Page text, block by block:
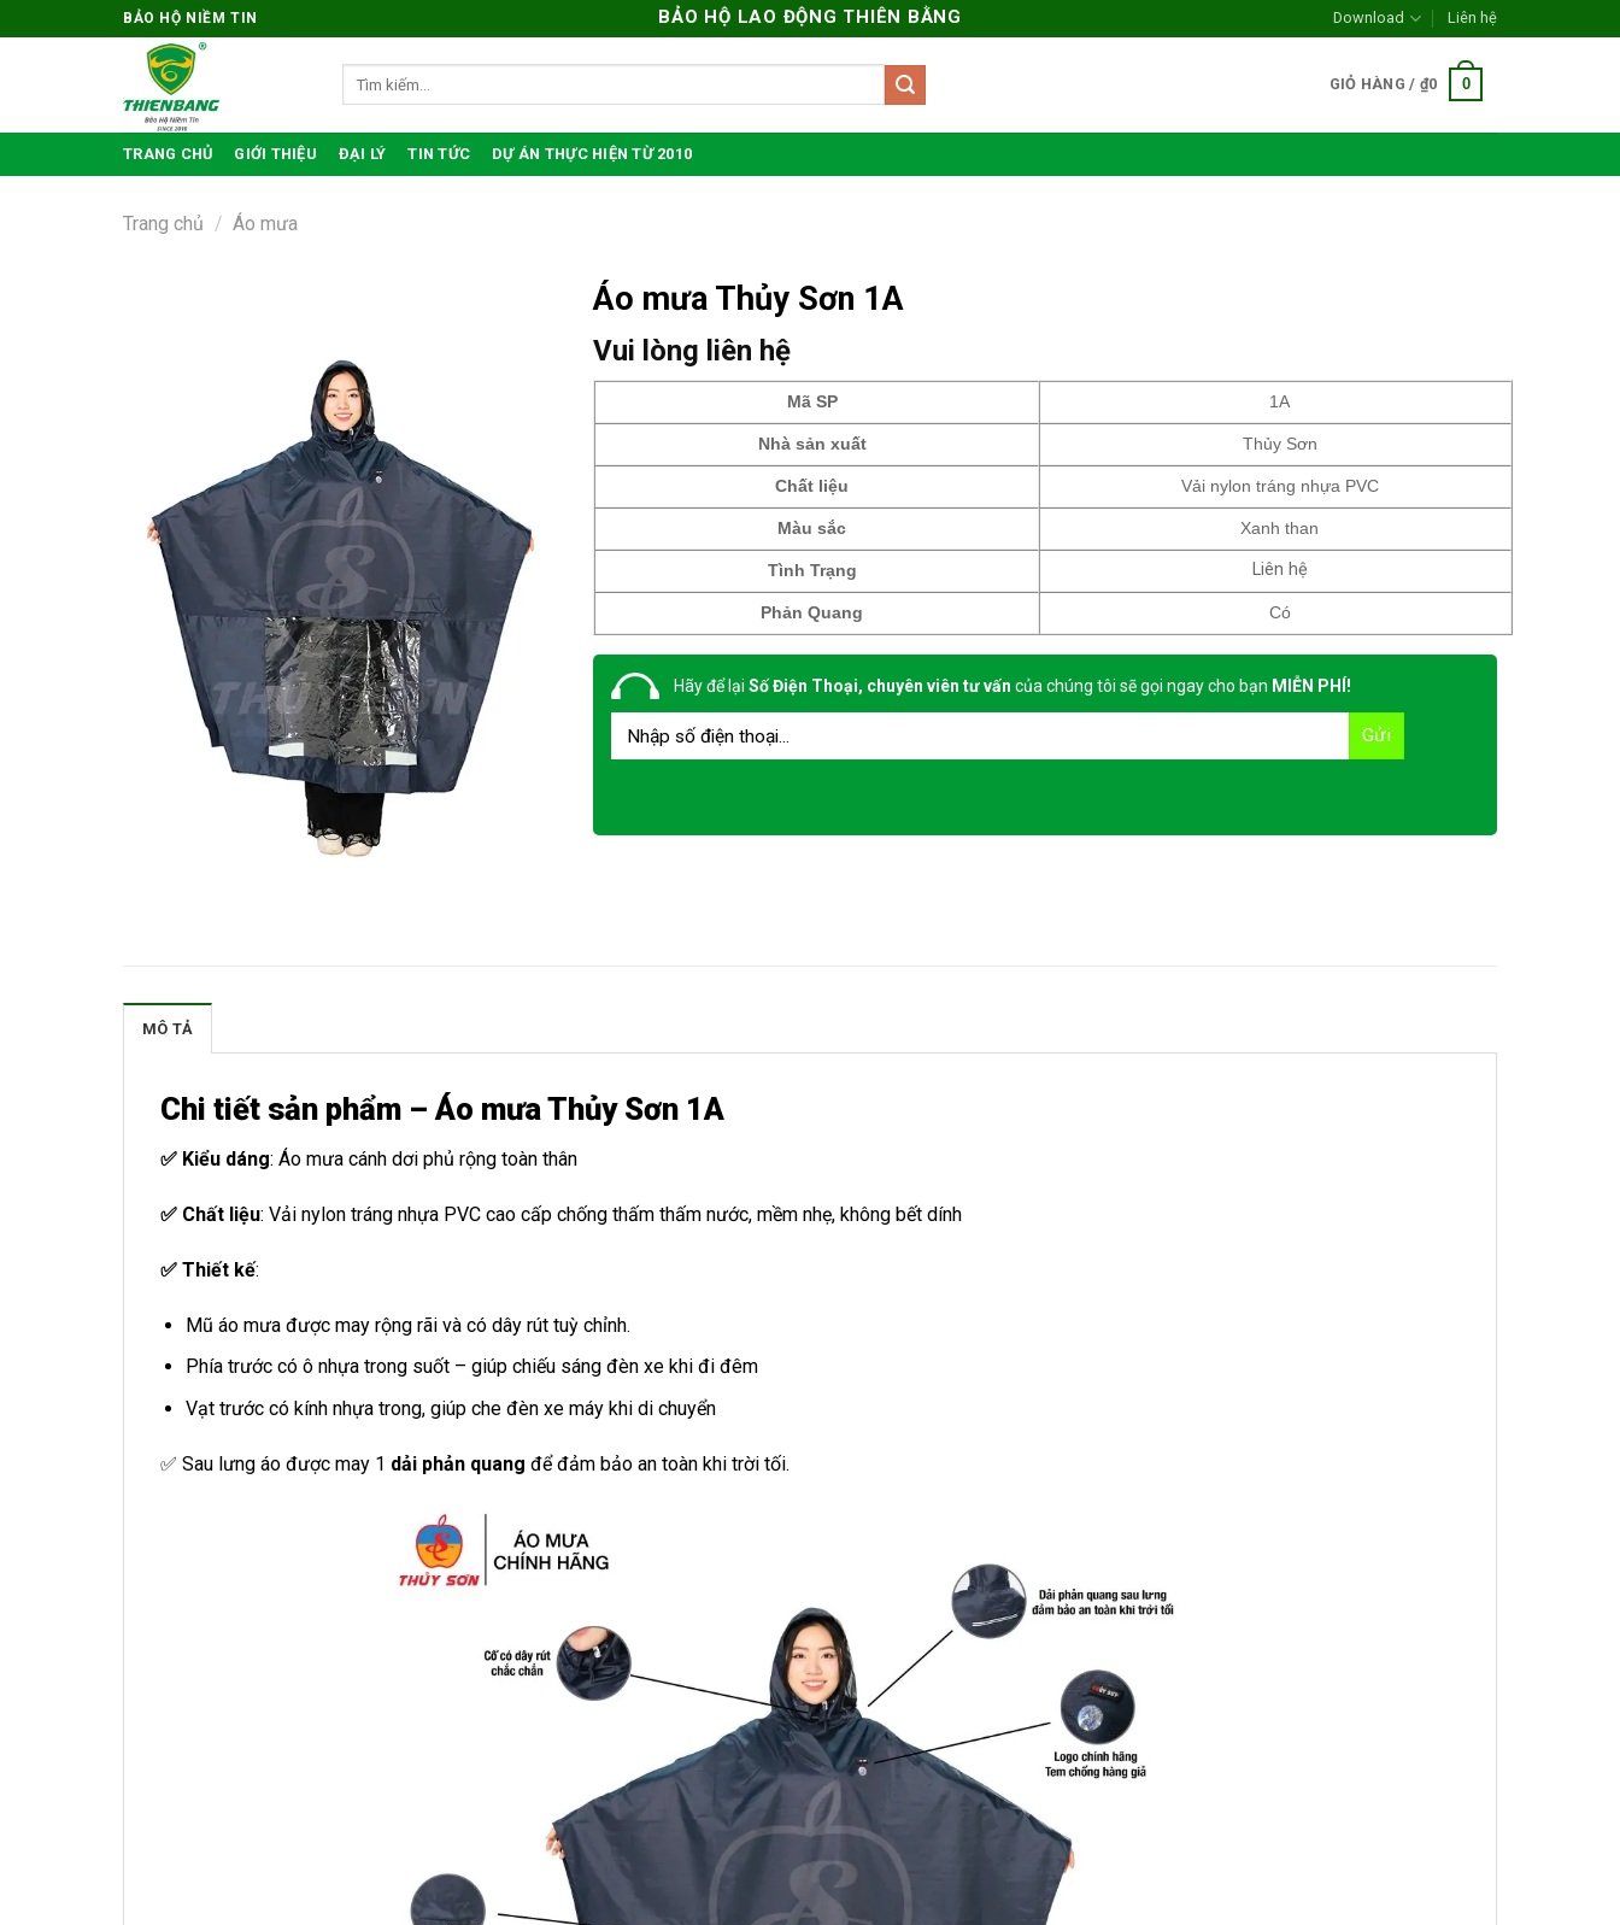
qua
BẢO HỘ NIỀM TIN BẢO HỘ LAO ĐỘNG THIÊN BẰNG Download Liên hệ
GIỎ HÀNG / ₫0 0
TRANG CHỦ GIỚI THIỆU ĐẠI LÝ TIN TỨC DỰ ÁN THỰC HIỆN TỪ 2010
Trang chủ / Áo mưa
Áo mưa Thủy Sơn 1A
Vui lòng liên hệ
Mã SP 1A
Nhà sản xuất Thủy Sơn
Chất liệu Vải nylon tráng nhựa PVC
Màu sắc Xanh than
Tình Trạng Liên hệ
Phản Quang Có
Hãy để lại Số Điện Thoại, chuyên viên tư vấn của chúng tôi sẽ gọi ngay cho bạn MIỄN PHÍ!
MÔ TẢ
Chi tiết sản phẩm – Áo mưa Thủy Sơn 1A
✅ Kiểu dáng: Áo mưa cánh dơi phủ rộng toàn thân
✅ Chất liệu: Vải nylon tráng nhựa PVC cao cấp chống thấm thấm nước, mềm nhẹ, không bết dính
✅ Thiết kế:
Mũ áo mưa được may rộng rãi và có dây rút tuỳ chỉnh.
Phía trước có ô nhựa trong suốt – giúp chiếu sáng đèn xe khi đi đêm
Vạt trước có kính nhựa trong, giúp che đèn xe máy khi di chuyển
✅ Sau lưng áo được may 1 dải phản quang để đảm bảo an toàn khi trời tối.